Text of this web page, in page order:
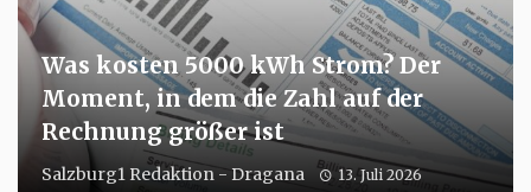
Was kosten 5000 kWh Strom? Der
Moment, in dem die Zahl auf der
Rechnung größer ist
Salzburg1 Redaktion - Dragana 13. Juli 2026